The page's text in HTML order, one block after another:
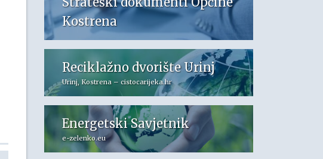
Kostrena
Reciklažno dvorište Urinj
Urinj, Kostrena – cistocarijeka.hr
Energetski Savjetnik
e-zelenko.eu